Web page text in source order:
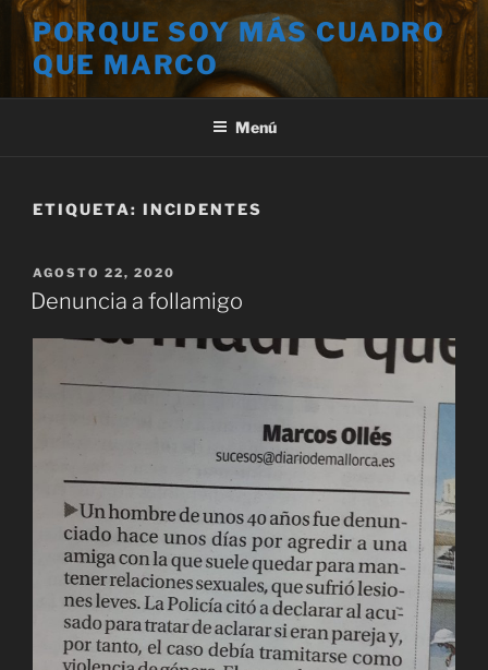
Saltar
contenido
PORQUE SOY MÁS CUADRO
QUE MARCO
Menú
ETIQUETA: INCIDENTES
PUBLICADO
EL
AGOSTO 22, 2020
Denuncia a follamigo